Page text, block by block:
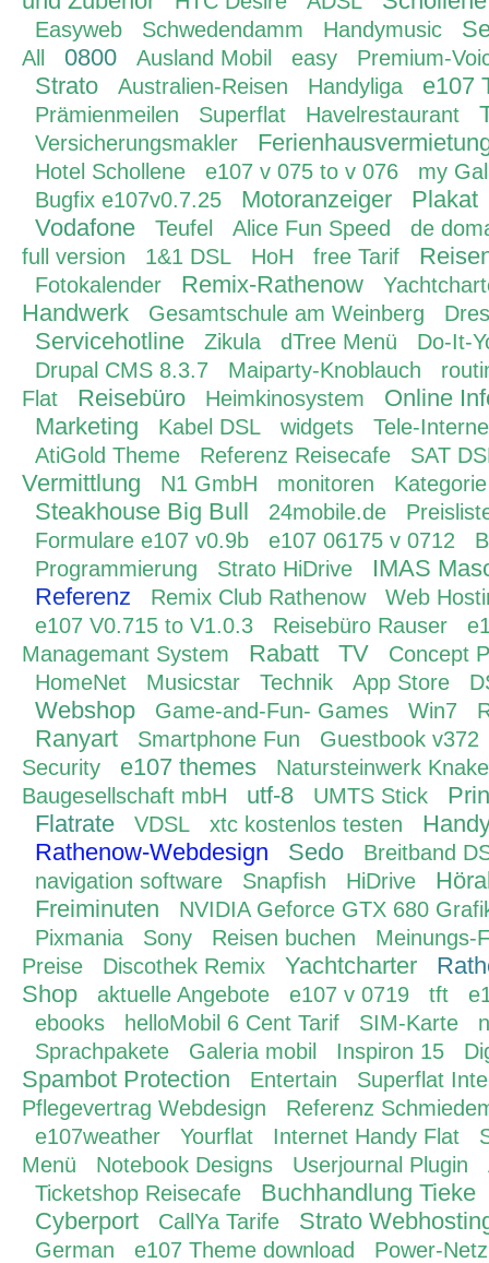
Easyweb Schwedendamm Handymusic
All 0800 Ausland Mobil easy Premium-
Strato Australien-Reisen Handyliga e107
Prämienmeilen Superflat Havelrestaurant
Versicherungsmakler
Hotel Schollene e107 v 075 to v 076
my
Bugfix e107v0.7.25
Motoranzeiger
Plakat
Vodafone
Teufel Alice Fun Speed
de
full version
1&1 DSL HoH free Tarif
Fotokalender Remix-Rathenow
Handwerk Gesamtschule am Weinberg
Servicehotline Zikula dTree Menü
Do-It-
Drupal CMS 8.3.7
Maiparty-Knoblauch
Flat
Reisebüro Heimkinosystem
Online
Marketing
Kabel DSL widgets
Tele-
AtiGold Theme
Referenz Reisecafe SAT
Vermittlung N1 GmbH monitoren Kategorie
Steakhouse Big Bull 24mobile.de
Formulare e107 v0.9b
e107 06175 v 0712
Programmierung
Strato HiDrive
IMAS
Referenz
Remix Club Rathenow
Web
e107 V0.715 to V1.0.3
Reisebüro Rauser
Managemant System
Rabatt TV
Concept P
HomeNet
Musicstar Technik App Store
Webshop Game-and-Fun- Games Win7
Ranyart Smartphone Fun
Guestbook v372
Security
e107 themes
Natursteinwerk Knake
Baugesellschaft mbH
utf-8 UMTS Stick
Flatrate
VDSL xtc kostenlos testen
Rathenow-Webdesign
Sedo
Breitband
navigation software
Snapfish HiDrive
Freiminuten
NVIDIA Geforce GTX 680
Pixmania
Sony Reisen buchen
Meinungs-
Preise
Discothek Remix Yachtcharter
Shop
aktuelle Angebote e107 v 0719 tft
ebooks
helloMobil 6 Cent Tarif SIM-Karte
Sprachpakete
Galeria mobil Inspiron 15
Spambot Protection Entertain
Superflat
Pflegevertrag Webdesign
Referenz
e107weather
Yourflat Internet Handy Flat
Menü
Notebook Designs Userjournal Plugin
Ticketshop Reisecafe
Buchhandlung Tieke
Cyberport
CallYa Tarife Strato
German e107 Theme download
Power-Netz